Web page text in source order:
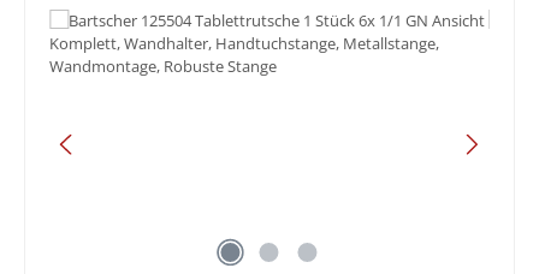
Bildergalerie überspringen